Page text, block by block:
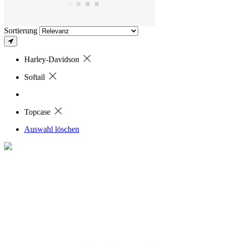
Sortierung
Harley-Davidson
Softail
Topcase
Auswahl löschen